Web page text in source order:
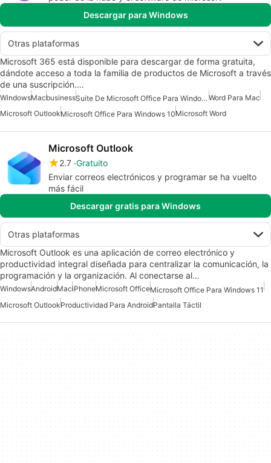
Descargar para Windows
Otras plataformas
Microsoft 365 está disponible para descargar de forma gratuita,
dándote acceso a toda la familia de productos de Microsoft a través
de una suscripción.…
WindowsMacbusiness Suite De Microsoft Office Para Windows 7 Word Para Mac
Microsoft OutlookMicrosoft Office Para Windows 10Microsoft Word
Microsoft Outlook
2.7 Gratuito
Enviar correos electrónicos y programar se ha vuelto
más fácil
Descargar gratis para Windows
Otras plataformas
Microsoft Outlook es una aplicación de correo electrónico y
productividad integral diseñada para centralizar la comunicación, la
programación y la organización. Al conectarse al…
WindowsAndroidMaciPhoneMicrosoft OfficeMicrosoft Office Para Windows 11
Microsoft OutlookProductividad Para AndroidPantalla Táctil